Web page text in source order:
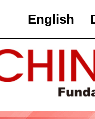
English